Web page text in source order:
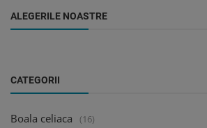
ALEGERILE NOASTRE
CATEGORII
Boala celiaca (16)